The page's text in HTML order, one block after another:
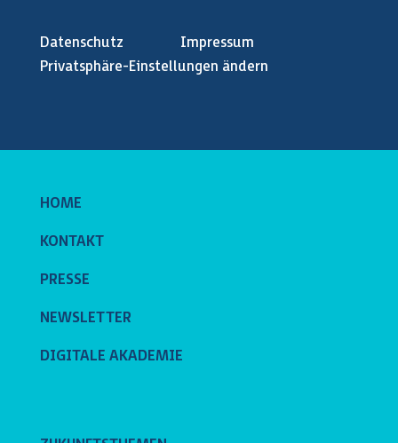
Datenschutz
Impressum
Privatsphäre-Einstellungen ändern
HOME
KONTAKT
PRESSE
NEWSLETTER
DIGITALE AKADEMIE